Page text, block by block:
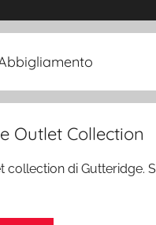
Outlet Collection
collection di Gutteridge.